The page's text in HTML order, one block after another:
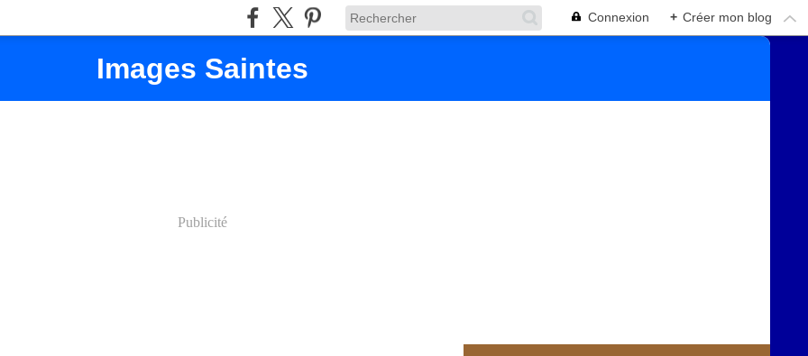
Connexion + Créer mon blog
Images Saintes
Publicité